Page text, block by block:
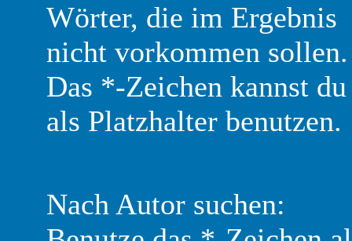
Wörter, die im Ergebnis
nicht vorkommen sollen.
Das *-Zeichen kannst du
als Platzhalter benutzen.
Nach Autor suchen: